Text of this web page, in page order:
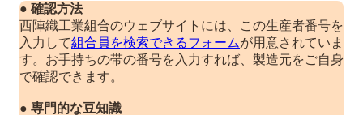
● 確認方法
西陣織工業組合のウェブサイトには、この生産者番号を
入力して組合員を検索できるフォームが用意されていま
す。お手持ちの帯の番号を入力すれば、製造元をご自身
で確認できます。
● 専門的な豆知識